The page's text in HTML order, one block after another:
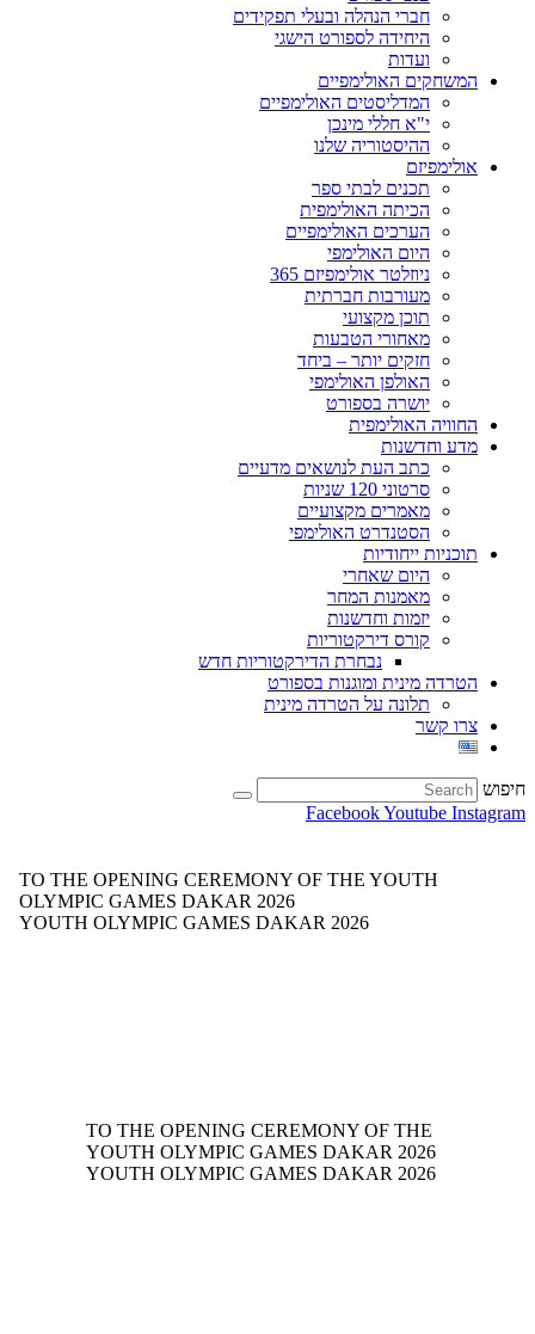
חברי הנהלה ובעלי תפקידים
היחידה לספורט הישגי
ועדות
המשחקים האולימפיים
המדליסטים האולימפיים
י"א חללי מינכן
ההיסטוריה שלנו
אולימפיזם
תכנים לבתי ספר
הכיתה האולימפית
הערכים האולימפיים
היום האולימפי
ניוזלטר אולימפיזם 365
מעורבות חברתית
תוכן מקצועי
מאחורי הטבעות
חזקים יותר – ביחד
האולפן האולימפי
יושרה בספורט
החוויה האולימפית
מדע וחדשנות
כתב העת לנושאים מדעיים
סרטוני 120 שניות
מאמרים מקצועיים
הסטנדרט האולימפי
תוכניות ייחודיות
היום שאחרי
מאמנות המחר
יזמות וחדשנות
קורס דירקטוריות
נבחרת הדירקטוריות חדש
הטרדה מינית ומוגנות בספורט
תלונה על הטרדה מינית
צרו קשר
חיפוש
FacebookYoutube Instagram